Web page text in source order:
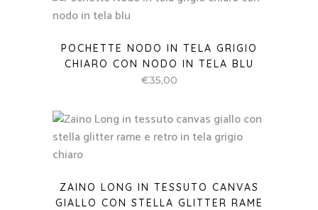
POCHETTE NODO IN TELA GRIGIO
CHIARO CON NODO IN TELA BLU
€35,00
ZAINO LONG IN TESSUTO CANVAS
GIALLO CON STELLA GLITTER RAME